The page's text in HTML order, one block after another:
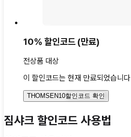
10% 할인코드 (만료)
전상품 대상
이 할인코드는 현재 만료되었습니다
THOMSEN10할인코드 확인
짐샤크 할인코드 사용법